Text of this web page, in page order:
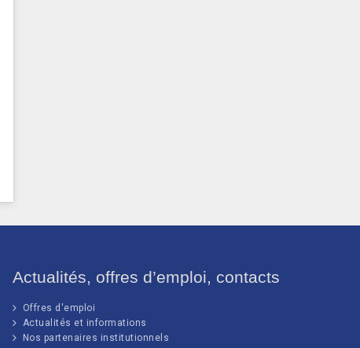
Actualités, offres d’emploi, contacts
Offres d'emploi
Actualités et informations
Nos partenaires institutionnels